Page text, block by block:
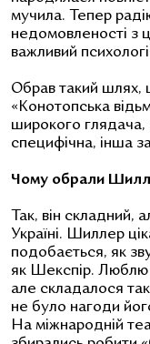
мучила. Тепер
недомовленості з
важливий
Обрав такий шлях,
«Конотопська
широкого глядача,
специфічна, інша
Чому обрали
Так, він складний,
Україні. Шиллер
подобається, як
як Шекспір. Люблю
але складалося
не було нагоди
На міжнародній